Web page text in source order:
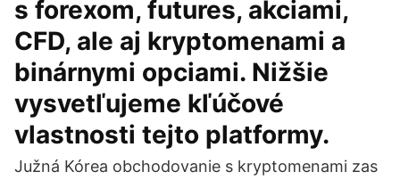
s forexom, futures, akciami,
CFD, ale aj kryptomenami a
binárnymi opciami. Nižšie
vysvetľujeme kľúčové
vlastnosti tejto platformy.
Južná Kórea obchodovanie s kryptomenami zas